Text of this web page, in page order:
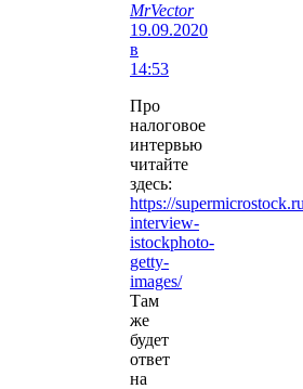
MrVector
19.09.2020
в
14:53
Про
налоговое
интервью
читайте
здесь:
https://
interview-
istockphoto-
getty-
images/
Там
же
будет
ответ
на